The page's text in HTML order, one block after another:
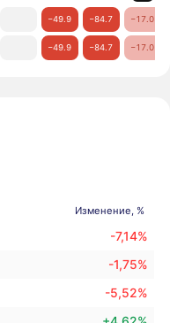
−49.9 −84.7 −17.0
−49.9 −84.7 −17.0
Изменение, %
-7,14%
-1,75%
-5,52%